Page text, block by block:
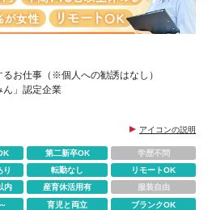
お仕事（※個人への勧誘はなし）
」認定企業
アイコンの説明
第二新卒OK
学歴不問
り 転勤なし
リモートOK
内 産育休活用有
服装自由
育児と両立 ブランクOK